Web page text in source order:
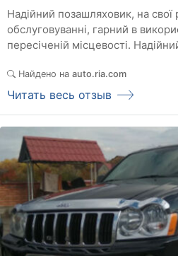
Надійний позашляховик, на
обслуговуванні, гарний в
пересіченій місцевості.
Найдено на auto.ria.com
Читать весь отзыв